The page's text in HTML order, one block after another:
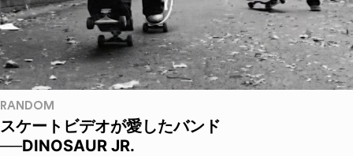
RANDOM
スケートビデオが愛したバンド
──DINOSAUR JR.